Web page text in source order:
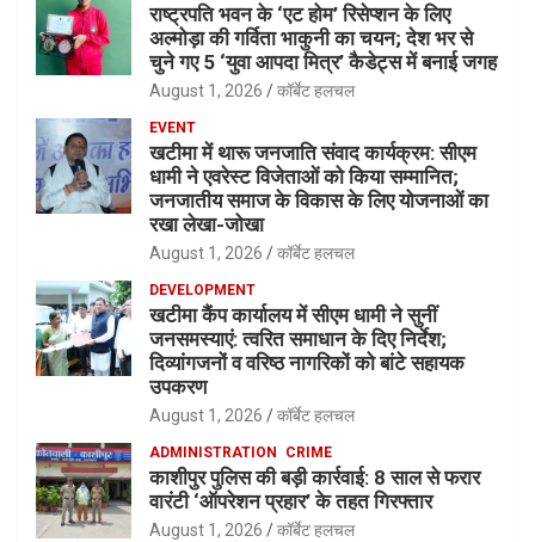
राष्ट्रपति भवन के ‘एट होम’ रिसेप्शन के लिए
अल्मोड़ा की गर्विता भाकुनी का चयन; देश भर से
चुने गए 5 ‘युवा आपदा मित्र’ कैडेट्स में बनाई जगह
August 1, 2026 कॉर्बेट हलचल
EVENT
खटीमा में थारू जनजाति संवाद कार्यक्रम: सीएम
धामी ने एवरेस्ट विजेताओं को किया सम्मानित;
जनजातीय समाज के विकास के लिए योजनाओं का
रखा लेखा-जोखा
August 1, 2026 कॉर्बेट हलचल
DEVELOPMENT
खटीमा कैंप कार्यालय में सीएम धामी ने सुनीं
जनसमस्याएं: त्वरित समाधान के दिए निर्देश;
दिव्यांगजनों व वरिष्ठ नागरिकों को बांटे सहायक
उपकरण
August 1, 2026 कॉर्बेट हलचल
ADMINISTRATION CRIME
काशीपुर पुलिस की बड़ी कार्रवाई: 8 साल से फरार
वारंटी ‘ऑपरेशन प्रहार’ के तहत गिरफ्तार
August 1, 2026 कॉर्बेट हलचल